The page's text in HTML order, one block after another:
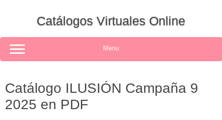
Catálogos Virtuales Online
Menu
Catálogo ILUSIÓN Campaña 9
2025 en PDF